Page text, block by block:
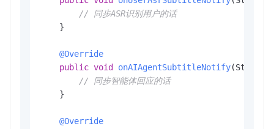
// 同步ASR识别用户的话
    }
@Override
public void onAIAgentSubtitleNotify(String
// 同步智能体回应的话
    }
@Override